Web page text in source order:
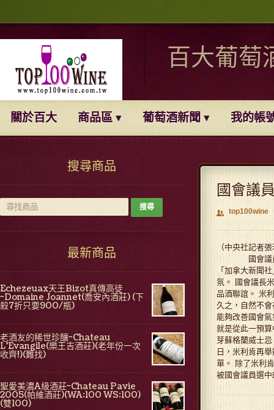
百大葡萄
關於百大 商品區 葡萄酒新聞 我的帳
搜尋商品
最新商品
Echezeuax天王Bizot真傳高徒
~Domaine Joannet(喬安內酒莊) (下
殺7折只要900/瓶)
老酒友的稀世珍釀~Chateau
L'Evangile(樂王吉酒莊)(老年份一次
收齊!)(難找)
聖愛美濃A級酒莊~Chateau Pavie
2005(帕維酒莊)(WA:100 WS:100)
(雙100)
國會議
👥 top100wine
（中央社記者
國會議員議事
「加拿大新聞
氛。 國會議長
品酒聯誼。 米
久之，自然不
能夠改善國會
就是從此一預
芽蘇格蘭威士
日，米利肯再
單。 除了米利
被國會議員選